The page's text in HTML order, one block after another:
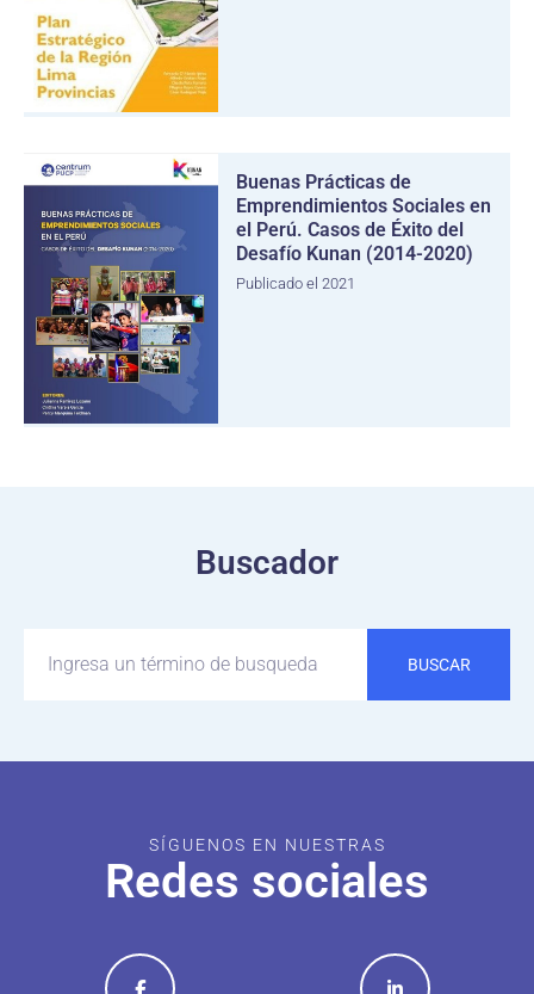
Buenas Prácticas de
Emprendimientos Sociales en
el Perú. Casos de Éxito del
Desafío Kunan (2014-2020)
Publicado el 2021
Buscador
BUSCAR
SÍGUENOS EN NUESTRAS
Redes sociales